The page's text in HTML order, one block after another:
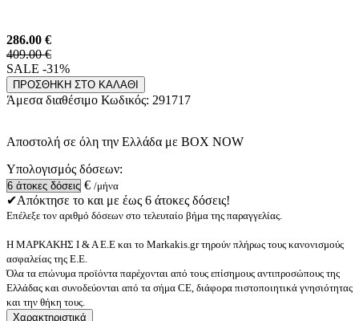
286.00 €
409.00 €
SALE -31%
ΠΡΟΣΘΗΚΗ ΣΤΟ ΚΑΛΑΘΙ
Άμεσα διαθέσιμο Κωδικός: 291717
Αποστολή σε όλη την Ελλάδα με BOX NOW
Υπολογισμός δόσεων:
€ /μήνα
✔Απόκτησε το και με έως 6 άτοκες δόσεις!
Επέλεξε τον αριθμό δόσεων στο τελευταίο βήμα της παραγγελίας.
Η ΜΑΡΚΑΚΗΣ Ι & Α Ε.Ε και το Markakis.gr τηρούν πλήρως τους κανονισμούς
ασφαλείας της Ε.Ε.
Όλα τα επώνυμα προϊόντα παρέχονται από τους επίσημους αντιπροσώπους της
Ελλάδας και συνοδεύονται από τα σήμα CE, διάφορα πιστοποιητικά γνησιότητας
και την θήκη τους.
Χαρακτηριστικά